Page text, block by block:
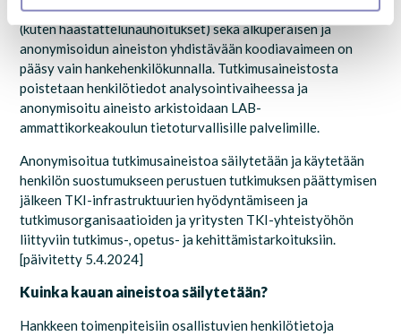
Hankkeessa syntyvään alkuperäiseen tutkimusaineistoon
(kuten haastattelunauhoitukset) sekä alkuperäisen ja
anonymisoidun aineiston yhdistävään koodiavaimeen on
pääsy vain hankehenkilökunnalla. Tutkimusaineistosta
poistetaan henkilötiedot analysointivaiheessa ja
anonymisoitu aineisto arkistoidaan LAB-
ammattikorkeakoulun tietoturvallisille palvelimille.
Anonymisoitua tutkimusaineistoa säilytetään ja käytetään
henkilön suostumukseen perustuen tutkimuksen päättymisen
jälkeen TKI-infrastruktuurien hyödyntämiseen ja
tutkimusorganisaatioiden ja yritysten TKI-yhteistyöhön
liittyviin tutkimus-, opetus- ja kehittämistarkoituksiin.
[päivitetty 5.4.2024]
Kuinka kauan aineistoa säilytetään?
Hankkeen toimenpiteisiin osallistuvien henkilötietoja